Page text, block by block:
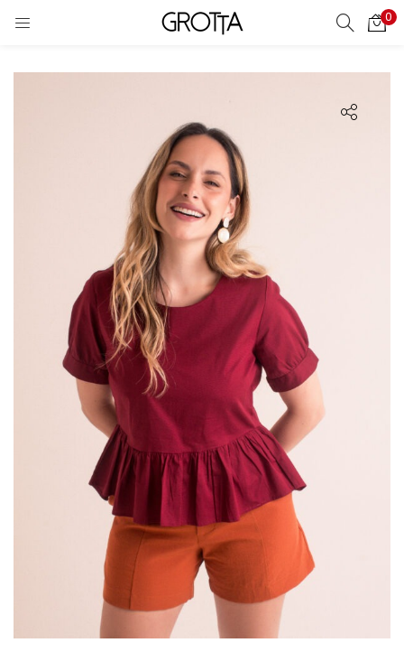
0
CRIAR CONTA
Lembrar meu login
Login
Perdeu sua senha?